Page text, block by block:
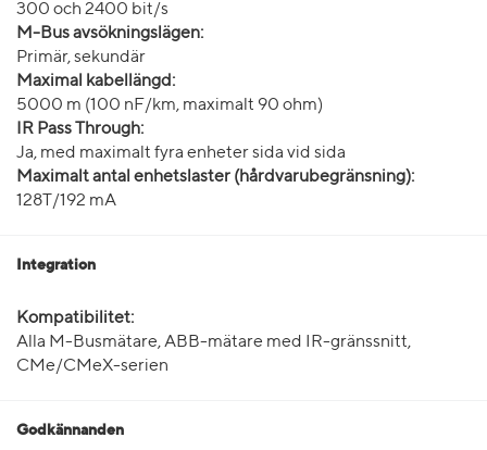
300 och 2400 bit/s
M-Bus avsökningslägen:
Primär, sekundär
Maximal kabellängd:
5000 m (100 nF/km, maximalt 90 ohm)
IR Pass Through:
Ja, med maximalt fyra enheter sida vid sida
Maximalt antal enhetslaster (hårdvarubegränsning):
128T/192 mA
Integration
Kompatibilitet:
Alla M-Busmätare, ABB-mätare med IR-gränssnitt,
CMe/CMeX-serien
Godkännanden